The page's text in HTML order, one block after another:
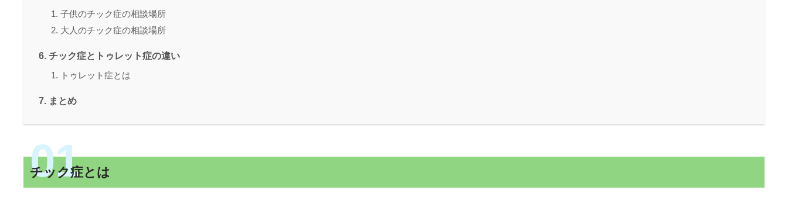
子供のチック症の相談場所
大人のチック症の相談場所
チック症とトゥレット症の違い
トゥレット症とは
まとめ
チック症とは